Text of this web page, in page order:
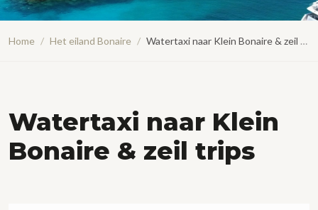
Home / Het eiland Bonaire / Watertaxi naar Klein Bonaire & zeil trips
Watertaxi naar Klein
Bonaire & zeil trips